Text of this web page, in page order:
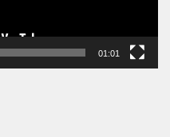
01:01